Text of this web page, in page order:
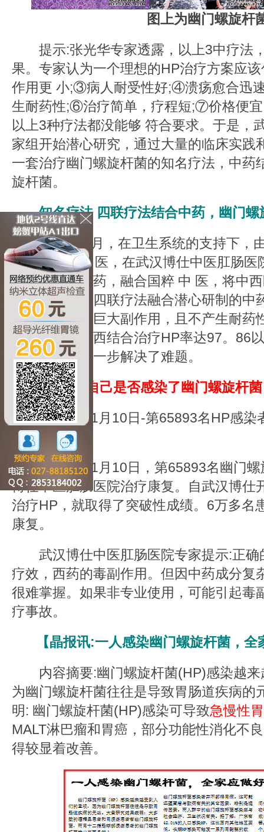
图上为幽门螺旋杆
提示:张光华专家透露，以上3中疗法
果。专家认为一个理想的HP治疗方案应
作用更 小;③病人耐受性好;④溃疡愈合迅
生耐药性;⑥治疗简单，疗程短;⑦价格便
以上3种疗法都没能够 符合要求。于是，
家组开始潜心研究，通过大量的临床实践
一套治疗幽门螺旋杆菌的知名疗法，中药
旋杆菌。
知名疗法 四联疗法结合中药，幽门螺
2005年6月，在卫生系统的支持下，
与18位名老中医，在武汉博仕中医肛肠医
主旨，借鉴西药，融合国粹 中 医，将中
菌，专家组将四联疗法融合潜心研制的中
替西药，避免巨大副作用，且不产生耐药
临床观察，中西结合治疗HP率达97。86
胃不损胃，进一步解决了难题。
<想知道自己是否感染了幽门螺旋杆
2011年11月10日-第65893名HP感染
医院康复
2011年11月10日，第65893名幽门螺
博仕中医肛肠医院治疗康复。自武汉博仕
治疗HP，就取得了突破性成绩。6万多名
康复。
武汉博仕中医肛肠医院专家提示:正确
疗效，西药的毒副作用。但因中药成分复
很难掌握。如果非专业使用，可能引起毒
疗事故。
【晶报讯:一人感染幽门螺旋杆菌，全
内容摘要:幽门螺旋杆菌(HP)感染越来
为幽门螺旋杆菌往往是导致胃肠道疾病的
明: 幽门螺旋杆菌(HP)感染可导致急慢性
MALT淋巴瘤和胃癌，部分功能性消化不
得较显着改善。